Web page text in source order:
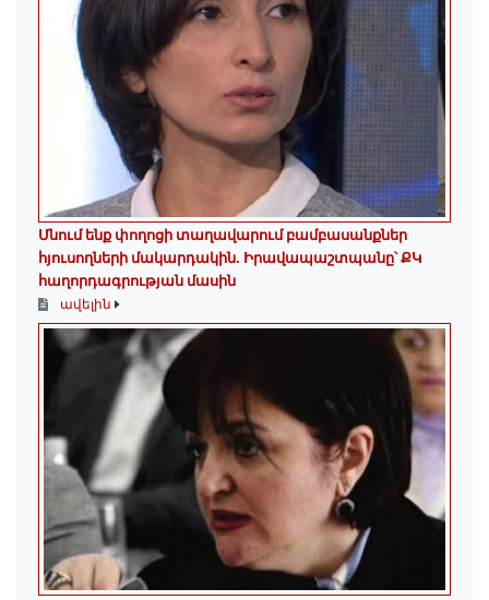
Մնում ենք փողոցի տաղավարում բամբասանքներ
հյուսողների մակարդակին․ Իրավապաշտպանը՝ ՔԿ
հաղորդագրության մասին
ավելին